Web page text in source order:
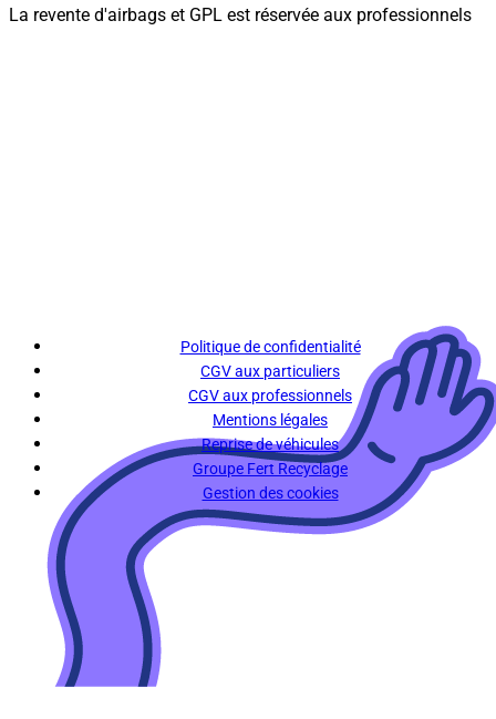
La revente d'airbags et GPL est réservée aux professionnels
Politique de confidentialité
CGV aux particuliers
CGV aux professionnels
Mentions légales
Reprise de véhicules
Groupe Fert Recyclage
Gestion des cookies